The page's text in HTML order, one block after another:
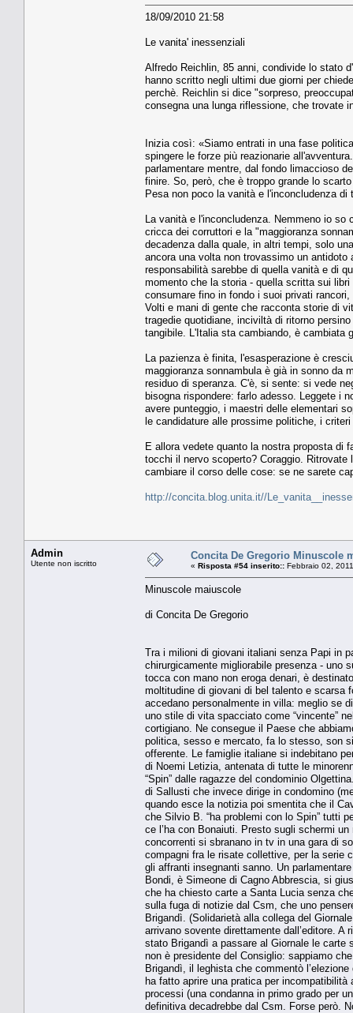
18/09/2010 21:58
Le vanita' inessenziali
Alfredo Reichlin, 85 anni, condivide lo stato
hanno scritto negli ultimi due giorni per
perchè. Reichlin si dice "sorpreso,
consegna una lunga riflessione, che trovate
Inizia così: «Siamo entrati in una fase
spingere le forze più reazionarie
parlamentare mentre, dal fondo limaccioso
finire. So, però, che è troppo grande lo
Pesa non poco la vanità e l'inconcludenza
La vanità e l'inconcludenza. Nemmeno io
cricca dei corruttori e la "maggioranza
decadenza dalla quale, in altri tempi, solo
ancora una volta non trovassimo un
responsabilità sarebbe di quella vanità e di
momento che la storia - quella scritta sui
consumare fino in fondo i suoi privati
Volti e mani di gente che racconta storie di
tragedie quotidiane, inciviltà di ritorno
tangibile. L'Italia sta cambiando, è cambiata
La pazienza è finita, l'esasperazione è
maggioranza sonnambula è già in sonno da
residuo di speranza. C'è, si sente: si vede
bisogna rispondere: farlo adesso. Leggete i
avere punteggio, i maestri delle elementari
le candidature alle prossime politiche, i
E allora vedete quanto la nostra proposta di
tocchi il nervo scoperto? Coraggio.
cambiare il corso delle cose: se ne sarete
http://concita.blog.unita.it//
Admin
Utente non iscritto
Concita De Gregorio Minuscole
« Risposta #54 inserito:: Febbraio 02,
Minuscole maiuscole
di Concita De Gregorio
Tra i milioni di giovani italiani senza Papi in
chirurgicamente migliorabile presenza - uno
tocca con mano non eroga denari, è
moltitudine di giovani di bel talento e scarsa
accedano personalmente in villa: meglio se
uno stile di vita spacciato come “vincente”
cortigiano. Ne consegue il Paese che
politica, sesso e mercato, fa lo stesso, son
offerente. Le famiglie italiane si indebitano
di Noemi Letizia, antenata di tutte le
“Spin” dalle ragazze del condominio
di Sallusti che invece dirige in condomino
quando esce la notizia poi smentita che il
che Silvio B. “ha problemi con lo Spin” tutti
ce l’ha con Bonaiuti. Presto sugli schermi
concorrenti si sbranano in tv in una gara di
compagni fra le risate collettive, per la serie
gli affranti insegnanti sanno. Un
Bondi, è Simeone di Cagno Abbrescia, si
che ha chiesto carte a Santa Lucia senza
sulla fuga di notizie dal Csm, che uno
Brigandì. (Solidarietà alla collega del
arrivano sovente direttamente dall’editore.
stato Brigandì a passare al Giornale le carte
non è presidente del Consiglio: sappiamo
Brigandì, il leghista che commentò
ha fatto aprire una pratica per
processi (una condanna in primo grado per
definitiva decadrebbe dal Csm. Forse però.